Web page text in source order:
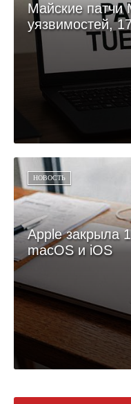
Майские патчи
уязвимостей,
НОВОСТЬ
Apple закрыла
macOS и iOS